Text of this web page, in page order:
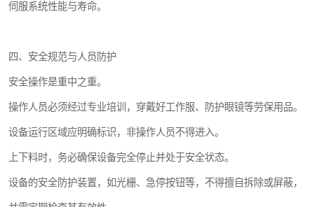
伺服系统性能与寿命。
四、安全规范与人员防护
安全操作是重中之重。
操作人员必须经过专业培训，穿戴好工作服、防护眼镜等劳保用品。
设备运行区域应明确标识，非操作人员不得进入。
上下料时，务必确保设备完全停止并处于安全状态。
设备的安全防护装置，如光栅、急停按钮等，不得擅自拆除或屏蔽，